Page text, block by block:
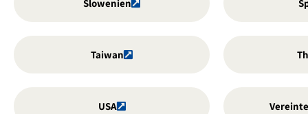
Slowenien
Taiwan
USA